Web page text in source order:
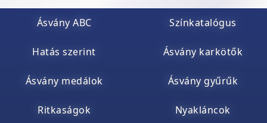
Ásvány ABC Színkatalógus
Hatás szerint Ásvány karkötők
Ásvány medálok Ásvány gyűrűk
Ritkaságok Nyakláncok